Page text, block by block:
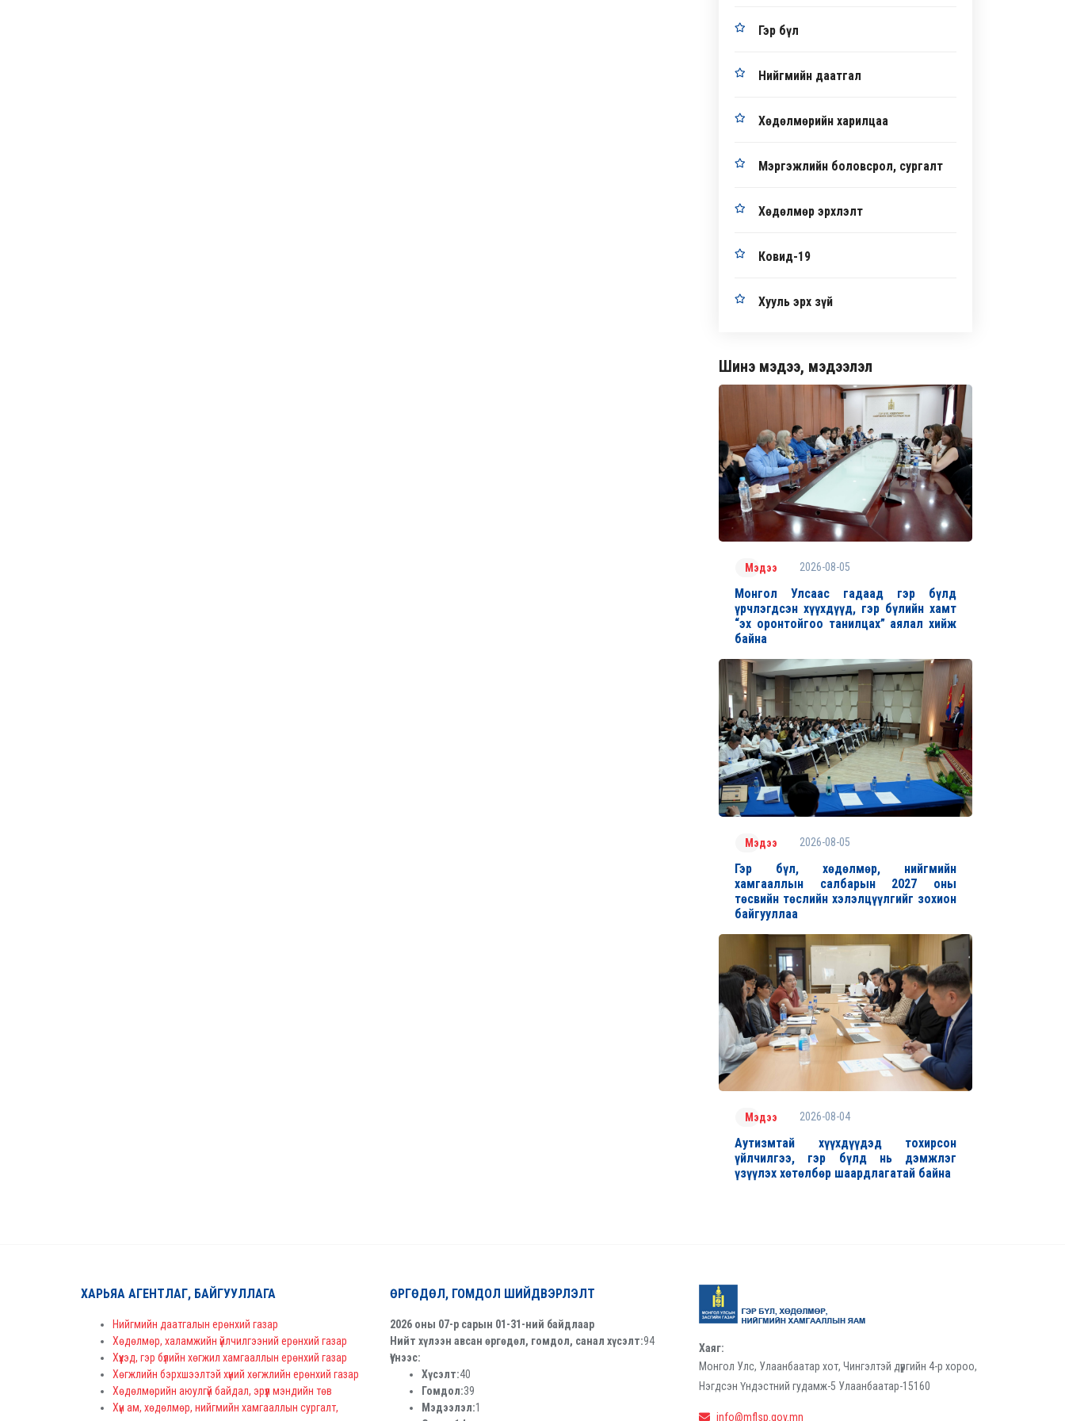
Гэр бүл
Нийгмийн даатгал
Хөдөлмөрийн харилцаа
Мэргэжлийн боловсрол, сургалт
Хөдөлмөр эрхлэлт
Ковид-19
Хууль эрх зүй
Шинэ мэдээ, мэдээлэл
Мэдээ 2026-08-05
Монгол Улсаас гадаад гэр бүлд
үрчлэгдсэн хүүхдүүд, гэр бүлийн хамт
“эх оронтойгоо танилцах” аялал хийж
байна
Мэдээ 2026-08-05
Гэр бүл, хөдөлмөр, нийгмийн
хамгааллын салбарын 2027 оны
төсвийн төслийн хэлэлцүүлгийг зохион
байгууллаа
Мэдээ 2026-08-04
Аутизмтай хүүхдүүдэд тохирсон
үйлчилгээ, гэр бүлд нь дэмжлэг
үзүүлэх хөтөлбөр шаардлагатай байна
ХАРЬЯА АГЕНТЛАГ, БАЙГУУЛЛАГА
Нийгмийн даатгалын ерөнхий газар
Хөдөлмөр, халамжийн үйлчилгээний ерөнхий газар
Хүүхэд, гэр бүлийн хөгжил хамгааллын ерөнхий газар
Хөгжлийн бэрхшээлтэй хүний хөгжлийн ерөнхий газар
Хөдөлмөрийн аюулгүй байдал, эрүүл мэндийн төв
Хүн ам, хөдөлмөр, нийгмийн хамгааллын сургалт,
ӨРГӨДӨЛ, ГОМДОЛ ШИЙДВЭРЛЭЛТ
2026 оны 07-р сарын 01-31-ний байдлаар
Нийт хүлээн авсан өргөдөл, гомдол, санал хүсэлт:94
Үүнээс:
Хүсэлт:40
Гомдол:39
Мэдээлэл:1
Хаяг:
Монгол Улс, Улаанбаатар хот, Чингэлтэй дүүргийн 4-р хороо,
Нэгдсэн Үндэстний гудамж-5 Улаанбаатар-15160
info@mflsp.gov.mn